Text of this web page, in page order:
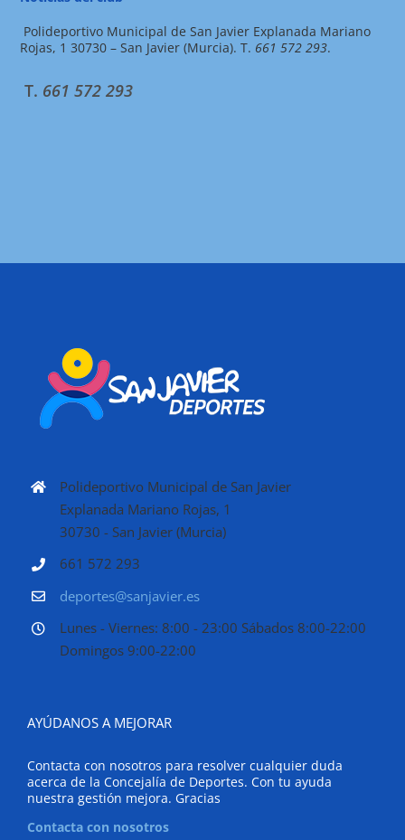
Polideportivo Municipal de San Javier Explanada Mariano
Rojas, 1 30730 – San Javier (Murcia). T. 661 572 293.
T. 661 572 293
Polideportivo Municipal de San Javier
Explanada Mariano Rojas, 1
30730 - San Javier (Murcia)
661 572 293
deportes@sanjavier.es
Lunes - Viernes: 8:00 - 23:00 Sábados 8:00-22:00
Domingos 9:00-22:00
AYÚDANOS A MEJORAR
Contacta con nosotros para resolver cualquier duda
acerca de la Concejalía de Deportes. Con tu ayuda
nuestra gestión mejora. Gracias
Contacta con nosotros